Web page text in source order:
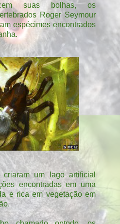
suas bolhas, os
Roger Seymour
espécimes encontrados
um lago artificial
encontradas em uma
e rica em vegetação em